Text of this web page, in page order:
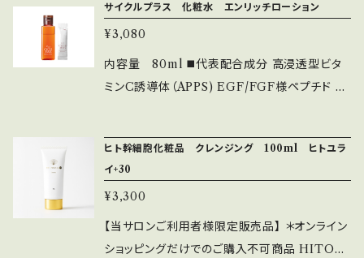
浸透保湿型ビタミンC誘導体 ベニバナインゲン
種子エキス ヨクイニンエキス
使用可能 2剤式 美容液 保湿 高浸透型 ビタミ
ンC誘導体 APPS ビタミンC モイスチャーセラ
ム VCセラム 無着色 無香料 高浸透型ビタミン
C誘導体（APPS）を高濃度配合。ハリと透明感の
チ。 更に早く、もっと美しくを叶える 高濃度のAP
PSを肌に届けるため、凍結乾燥したパウダーと
エッセンスを混ぜる２剤式 ## サイクルプラス
ビタミンC美容液 コンセントレートセラム 30
ml 美肌を叶える贅沢な1本！ サイクルプラス
サイクルプラス 化粧水 エンリッチローション
¥3,080
内容量 80ml ◼️代表配合成分 高浸透型ビタ
ミンC誘導体（APPS) EGF/FGF様ペプチド 水
誘導体 ビタミンC誘導体 VCローション 無着色
無香料） 美容液レベルの贅沢な美容成分配合。
長時間潤いを保ち、透明感のある肌に整える 従
来の100倍の浸透力を持つ高浸透型ビタミンC
誘導体（APPS)配合 紫外線ダメージやくすみ、
ヒト幹細胞化粧品 クレンジング 100ml ヒトユラ
イ+30
¥3,300
【当サロンご利用者様限定販売品】 ＊オンライン
ショッピングだけでのご購入不可商品 HITOY